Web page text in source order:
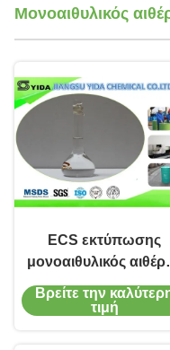
Μονοαιθυλικός
ECS εκτύπωσης
μονοαιθυλικός
CAS γλυκόλης
αιθυλενίου
Βρείτε την
τιμή